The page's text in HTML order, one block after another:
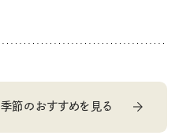
季節のおすすめを見る